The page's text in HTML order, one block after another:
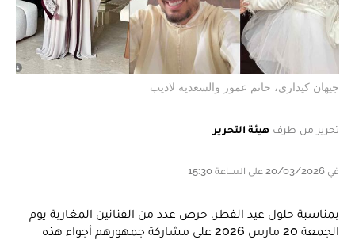
جيهان كيداري، حاتم عمور والسعدية لاديب
تحرير من طرف هيئة التحرير
في 20/03/2026 على الساعة 15:30
بمناسبة حلول عيد الفطر، حرص عدد من الفنانين المغاربة يوم
الجمعة 20 مارس 2026 على مشاركة جمهورهم أجواء هذه